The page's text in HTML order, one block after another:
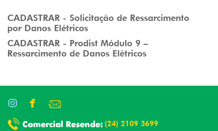
CADASTRAR - Solicitação de Ressarcimento
por Danos Elétricos
CADASTRAR - Prodist Módulo 9 –
Ressarcimento de Danos Elétricos
(24) 2109 3699